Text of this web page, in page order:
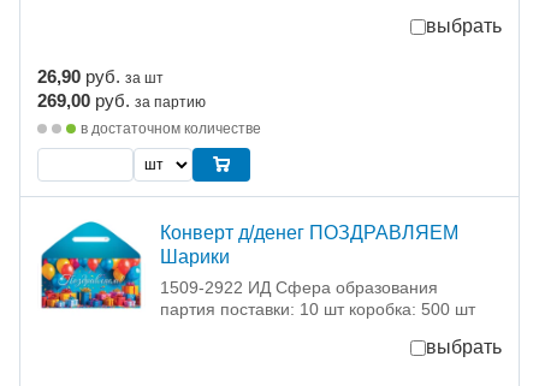
выбрать
26,90 руб. за шт
269,00 руб. за партию
в достаточном количестве
Конверт д/денег ПОЗДРАВЛЯЕМ
Шарики
1509-2922 ИД Сфера образования
партия поставки: 10 шт коробка: 500 шт
выбрать